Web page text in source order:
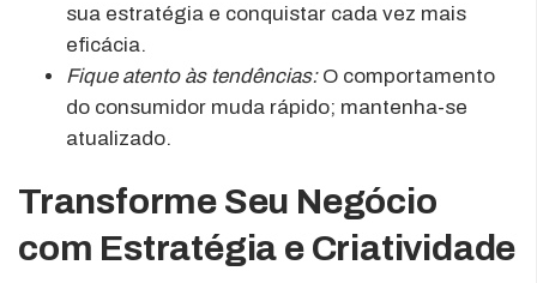
sua estratégia e conquistar cada vez mais
eficácia.
Fique atento às tendências:O comportamento
do consumidor muda rápido; mantenha-se
atualizado.
Transforme Seu Negócio
com Estratégia e Criatividade